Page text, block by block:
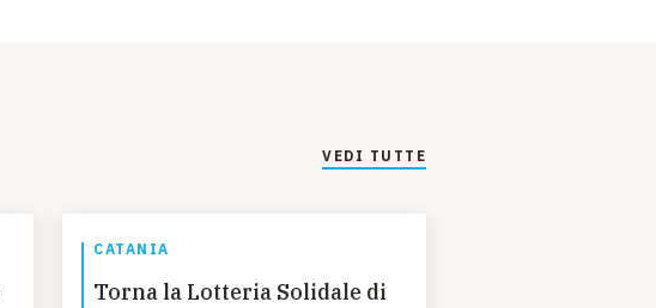
VEDI TUTTE
CATANIA
Torna la Lotteria Solidale di